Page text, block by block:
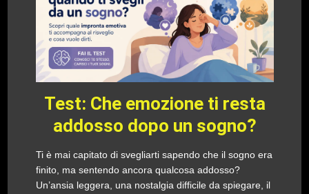
Test: Che emozione ti resta
addosso dopo un sogno?
Ti è mai capitato di svegliarti sapendo che il sogno era
finito, ma sentendo ancora qualcosa addosso?
Un’ansia leggera, una nostalgia difficile da spiegare, il